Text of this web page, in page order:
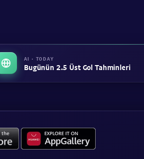
AI · TODAY
Bugünün 2.5 Üst Gol Tahminleri